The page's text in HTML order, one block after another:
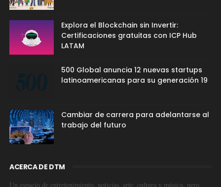
Explora el Blockchain sin Invertir:
Certificaciones gratuitas con ICP Hub
LATAM
500 Global anuncia 12 nuevas startups
latinoamericanas para su generación 19
Cambiar de carrera para adelantarse al
trabajo del futuro
ACERCA DE DTM
Un espacio de entretenimiento, noticias, arte, cultura y música, pero